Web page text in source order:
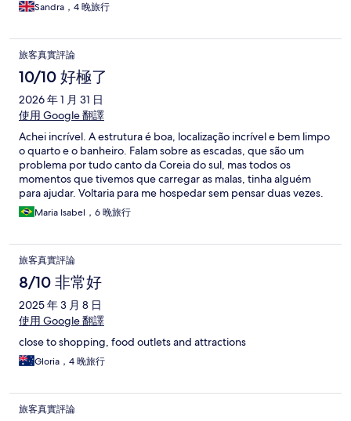
Sandra，4 晚旅行
旅客真實評論
10/10 好極了
2026 年 1 月 31 日
使用 Google 翻譯
Achei incrível. A estrutura é boa, localização incrível e bem limpo
o quarto e o banheiro. Falam sobre as escadas, que são um
problema por tudo canto da Coreia do sul, mas todos os
momentos que tivemos que carregar as malas, tinha alguém
para ajudar. Voltaria para me hospedar sem pensar duas vezes.
Maria Isabel，6 晚旅行
旅客真實評論
8/10 非常好
2025 年 3 月 8 日
使用 Google 翻譯
close to shopping, food outlets and attractions
Gloria，4 晚旅行
旅客真實評論